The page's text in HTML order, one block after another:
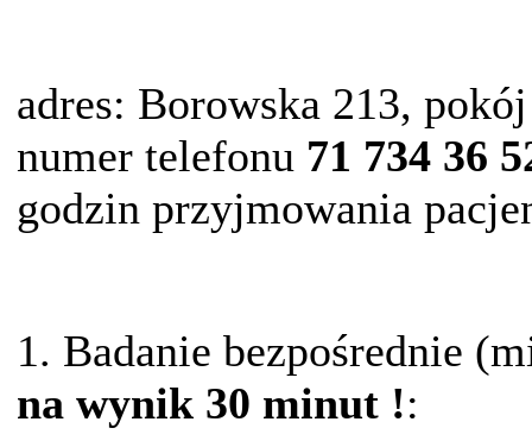
adres: Borowska 213,
numer telefonu 71 734 36
godzin przyjmowania
1. Badanie bezpośrednie
na wynik 30 minut !: